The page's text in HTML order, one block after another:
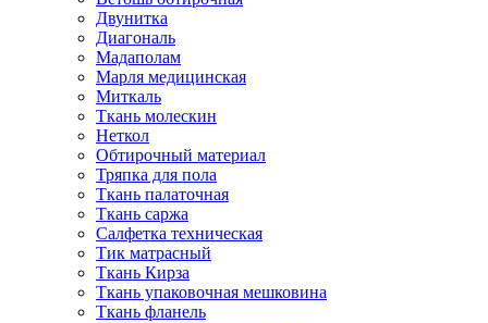
Двунитка
Диагональ
Мадаполам
Марля медицинская
Миткаль
Ткань молескин
Неткол
Обтирочный материал
Тряпка для пола
Ткань палаточная
Ткань саржа
Салфетка техническая
Тик матрасный
Ткань Кирза
Ткань упаковочная мешковина
Ткань фланель